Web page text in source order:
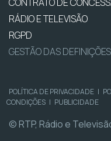
RÁDIO E TELEVISÃO
RGPD
GESTÃO DAS
POLÍTICA DE PRIVACIDADE |
CONDIÇÕES | PUBLICIDADE
© RTP, Rádio e